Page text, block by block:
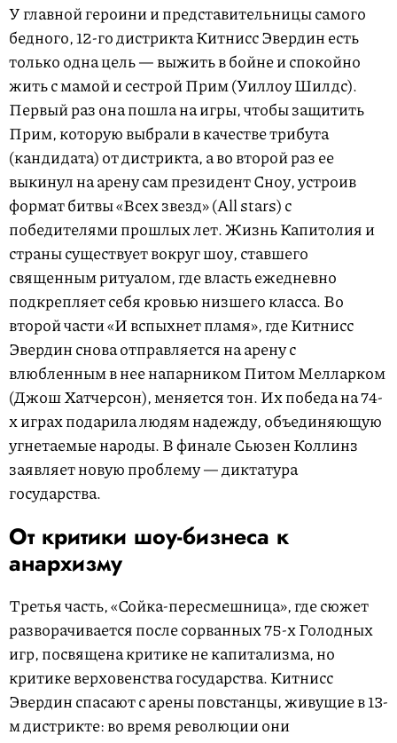
У главной героини и представительницы самого
бедного, 12-го дистрикта Китнисс Эвердин есть
только одна цель — выжить в бойне и спокойно
жить с мамой и сестрой Прим (Уиллоу Шилдс).
Первый раз она пошла на игры, чтобы защитить
Прим, которую выбрали в качестве трибута
(кандидата) от дистрикта, а во второй раз ее
выкинул на арену сам президент Сноу, устроив
формат битвы «Всех звезд» (All stars) с
победителями прошлых лет. Жизнь Капитолия и
страны существует вокруг шоу, ставшего
священным ритуалом, где власть ежедневно
подкрепляет себя кровью низшего класса. Во
второй части «И вспыхнет пламя», где Китнисс
Эвердин снова отправляется на арену с
влюбленным в нее напарником Питом Мелларком
(Джош Хатчерсон), меняется тон. Их победа на 74-
х играх подарила людям надежду, объединяющую
угнетаемые народы. В финале Сьюзен Коллинз
заявляет новую проблему — диктатура
государства.
От критики шоу-бизнеса к
анархизму
Третья часть, «Сойка-пересмешница», где сюжет
разворачивается после сорванных 75-х Голодных
игр, посвящена критике не капитализма, но
критике верховенства государства. Китнисс
Эвердин спасают с арены повстанцы, живущие в 13-
м дистрикте: во время революции они